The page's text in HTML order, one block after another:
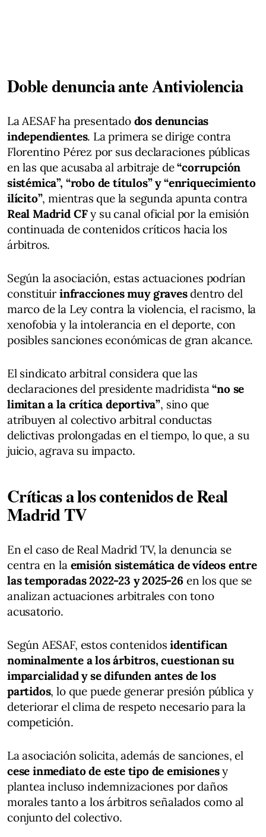
Doble denuncia ante Antiviolencia
La AESAF ha presentado dos denuncias
independientes. La primera se dirige contra
Florentino Pérez por sus declaraciones públicas
en las que acusaba al arbitraje de“corrupción
sistémica”, “robo de títulos” y “enriquecimiento
ilícito”, mientras que la segunda apunta contra
Real Madrid CFy su canal oficial por la emisión
continuada de contenidos críticos hacia los
árbitros.
Según la asociación, estas actuaciones podrían
constituir infracciones muy gravesdentro del
marco de la Ley contra la violencia, el racismo, la
xenofobia y la intolerancia en el deporte, con
posibles sanciones económicas de gran alcance.
El sindicato arbitral considera que las
declaraciones del presidente madridista“no se
limitan a la crítica deportiva”, sino que
atribuyen al colectivo arbitral conductas
delictivas prolongadas en el tiempo, lo que, a su
juicio, agrava su impacto.
Críticas a los contenidos de Real
Madrid TV
En el caso de Real Madrid TV, la denuncia se
centra en la emisión sistemática de vídeos entre
las temporadas 2022-23 y 2025-26 en los que se
analizan actuaciones arbitrales con tono
acusatorio.
Según AESAF, estos contenidosidentifican
nominalmente a los árbitros, cuestionan su
imparcialidad y se difunden antes de los
partidos, lo que puede generar presión pública y
deteriorar el clima de respeto necesario para la
competición.
La asociación solicita, además de sanciones, el
cese inmediato de este tipo de emisionesy
plantea incluso indemnizaciones por daños
morales tanto a los árbitros señalados como al
conjunto del colectivo.